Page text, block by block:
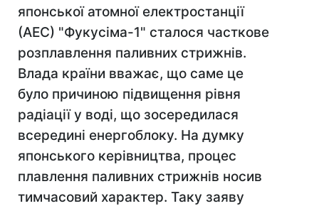
японської атомної електростанції
(АЕС) "Фукусіма-1" сталося часткове
розплавлення паливних стрижнів.
Влада країни вважає, що саме це
було причиною підвищення рівня
радіації у воді, що зосередилася
всередині енергоблоку. На думку
японського керівництва, процес
плавлення паливних стрижнів носив
тимчасовий характер. Таку заяву